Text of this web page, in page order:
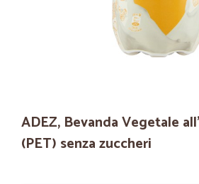
ADEZ, Bevanda Vegetale
(PET) senza zuccheri